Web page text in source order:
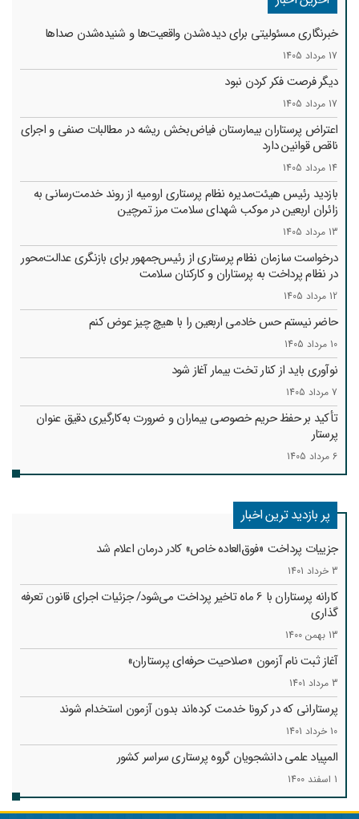
خبرنگاری مسئولیتی برای دیده‌شدن واقعیت‌ها و شنیده‌شدن صداها
17 مرداد 1405
دیگر فرصت فکر کردن نبود
17 مرداد 1405
اعتراض پرستاران بیمارستان فیاض‌بخش ریشه در مطالبات صنفی و اجرای
ناقص قوانین دارد
14 مرداد 1405
بازدید رئیس هیئت‌مدیره نظام پرستاری ارومیه از روند خدمت‌رسانی به
زائران اربعین در موکب شهدای سلامت مرز تمرچین
13 مرداد 1405
درخواست سازمان نظام پرستاری از رئیس‌جمهور برای بازنگری عدالت‌محور
در نظام پرداخت به پرستاران و کارکنان سلامت
12 مرداد 1405
حاضر نیستم حس خادمی اربعین را با هیچ چیز عوض کنم
10 مرداد 1405
نوآوری باید از کنار تخت بیمار آغاز شود
7 مرداد 1405
تأکید بر حفظ حریم خصوصی بیماران و ضرورت به‌کارگیری دقیق عنوان
پرستار
6 مرداد 1405
پر بازدید ترین اخبار
جزییات پرداخت «فوق‌العاده خاص» کادر درمان اعلام شد
3 خرداد 1401
کارانه‌ پرستاران با 6 ماه تاخیر پرداخت می‌شود/ جزئیات اجرای قانون تعرفه
گذاری
13 بهمن 1400
آغاز ثبت نام آزمون «صلاحیت حرفه‌ای پرستاران»
3 مرداد 1401
پرستارانی که در کرونا خدمت کرد‌ه‌اند بدون آزمون استخدام شوند
10 خرداد 1401
المپیاد علمی دانشجویان گروه پرستاری سراسر کشور
1 اسفند 1400